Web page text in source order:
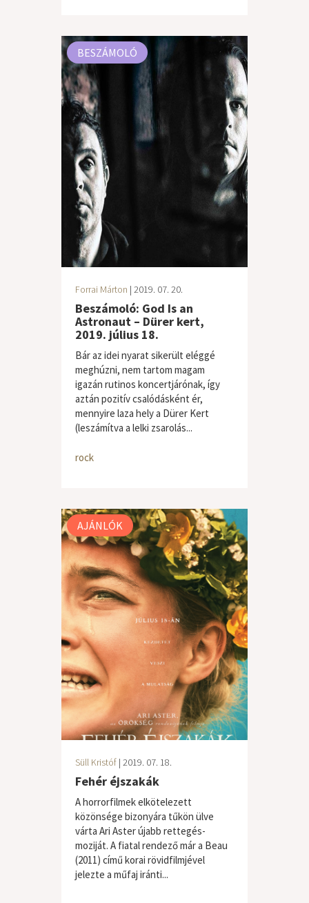
BESZÁMOLÓ
Forrai Márton | 2019. 07. 20.
Beszámoló: God Is an
Astronaut – Dürer kert,
2019. július 18.
Bár az idei nyarat sikerült eléggé
meghúzni, nem tartom magam
igazán rutinos koncertjárónak, így
aztán pozitív csalódásként ér,
mennyire laza hely a Dürer Kert
(leszámítva a lelki zsarolás...
rock
AJÁNLÓK
Süll Kristóf | 2019. 07. 18.
Fehér éjszakák
A horrorfilmek elkötelezett
közönsége bizonyára tűkön ülve
várta Ari Aster újabb rettegés-
moziját. A fiatal rendező már a Beau
(2011) című korai rövidfilmjével
jelezte a műfaj iránti...